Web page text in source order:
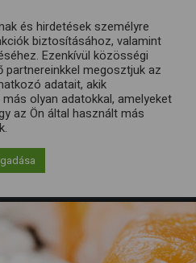
és hirdetések személyre
biztosításához, valamint
Ezenkívül közösségi
megosztjuk az
adatait, akik
olyan adatokkal, amelyeket
az Ön által használt más